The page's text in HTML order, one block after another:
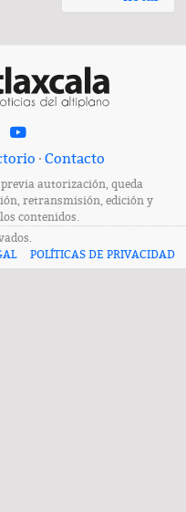
· Contacto
previa autorización, queda
retransmisión, edición y
contenidos.
POLÍTICAS DE PRIVACIDAD